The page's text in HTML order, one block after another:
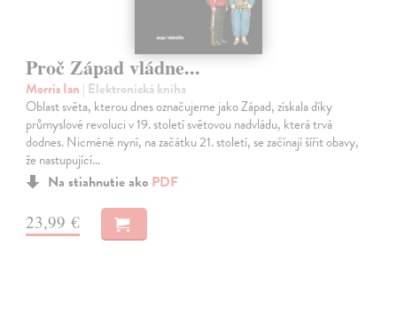
Proč Západ vládne...
Morris Ian | Elektronická kniha
Oblast světa, kterou dnes označujeme jako Západ, získala díky
průmyslové revoluci v 19. století světovou nadvládu, která trvá
dodnes. Nicméně nyní, na začátku 21. století, se začínají šířit obavy,
že nastupující…
Na stiahnutie ako PDF
23,99 €